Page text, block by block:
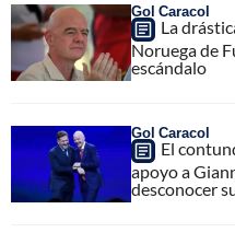
Gol Caracol
La
Noruega de
escándalo
Gol Caracol
El
apoyo a
desconocer